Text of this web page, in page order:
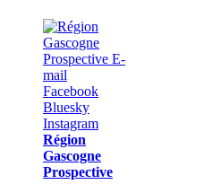
Région
Gascogne
Prospective